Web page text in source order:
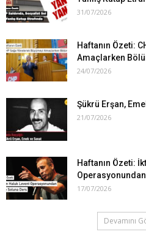
31/07/2026
Haftanın Özeti:
Amaçlarken
24/07/2026
Şükrü Erşan,
21/07/2026
Haftanın Özeti:
17/07/2026
Devamını